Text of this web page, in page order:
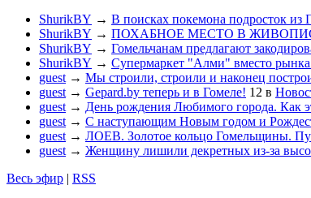
ShurikBY → В поисках покемона подросток из
ShurikBY → ПОХАБНОЕ МЕСТО В
ShurikBY → Гомельчанам предлагают
ShurikBY → Супермаркет "Алми" вместо
guest → Мы строили, строили и наконец
guest → Gepard.by теперь и в Гомеле! 12 в
guest → День рождения Любимого города. Как
guest → С наступающим Новым годом и
guest → ЛОЕВ. Золотое кольцо Гомельщины.
guest → Женщину лишили декретных из-за
Весь эфир | RSS